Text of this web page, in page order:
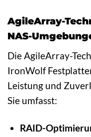
AgileArray-
NAS-
Die AgileArray-
IronWolf
Leistung und
Sie umfasst:
RAID-